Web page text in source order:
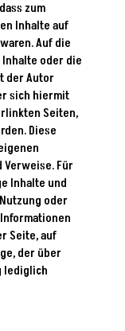
zum
Inhalte auf
Auf die
oder die
der Autor
sich hiermit
Seiten,
Diese
Für
Inhalte und
oder
Seite, auf
der über
lediglich